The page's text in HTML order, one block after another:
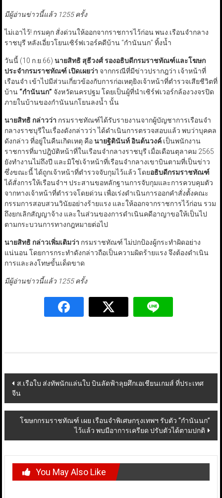
มีผู้อ่านข่าวนี้แล้ว 1255 ครั้ง
ไม่เอาไว้! กรมคุก สั่งด่วนให้ออกจากราชการไว้ก่อน พนง.เรือนจำกลาง
ราชบุรี หลังเอี่ยวโยนเซิร์ฟเวอร์คดีบ้าน “กำนันนก” ทิ้งน้ำ
วันนี้ (10 ก.ย.66) นายสิทธิ สุธีวงศ์ รองอธิบดีกรมราชทัณฑ์และโฆษก
ประจำกรมราชทัณฑ์ เปิดเผยว่า จากกรณีที่มีข่าวปรากฎว่า เจ้าหน้าที่
เรือนจำ เข้าไปมีส่วนเกี่ยวข้องกับการก่อเหตุยิงเจ้าหน้าที่ตำรวจเสียชีวิตที่
บ้าน “กำนันนก” จังหวัดนครปฐม โดยเป็นผู้ที่นำเซิร์ฟเวอร์กล้องวงจรปิด
ภายในบ้านของกำนันนกโยนลงน้ำ นั้น
นายสิทธิ กล่าวว่า กรมราชทัณฑ์ได้รับรายงานจากผู้บัญชาการเรือนจำ
กลางราชบุรีในเรื่องดังกล่าวว่า ได้ดำเนินการตรวจสอบแล้ว พบว่าบุคคล
ดังกล่าว ที่อยู่ในคืนเกิดเหตุ คือนายฐิตินันท์ อินต้นวงค์เป็นพนักงาน
ราชการที่มาปฎิบัติหน้าที่ในเรือนจำกลางราชบุรี เมื่อเดือนตุลาคม 2565
ยังทำงานไม่ถึงปี และมิใช่เจ้าหน้าที่เรือนจำกลางเขาบินตามที่เป็นข่าว
ซึ่งขณะนี้ ได้ถูกเจ้าหน้าที่ตำรวจจับกุมไว้แล้ว โดยอธิบดีกรมราชทัณฑ์
ได้สั่งการให้เรือนจำฯ ประสานขอหลักฐานการจับกุมและการควบคุมตัว
จากทางเจ้าหน้าที่ตำรวจโดยด่วน เพื่อเร่งดำเนินการออกคำสั่งตั้งคณะ
กรรมการสอบสวนวินัยอย่างร้ายแรง และให้ออกจากราชการไว้ก่อน รวม
ถึงยกเลิกสัญญาจ้าง และในส่วนของการดำเนินคดีอาญาขอให้เป็นไป
ตามกระบวนการทางกฎหมายต่อไป
นายสิทธิ กล่าวเพิ่มเติมว่า กรมราชทัณฑ์ ไม่ปกป้องผู้กระทำผิดอย่าง
แน่นอน โดยการกระทำดังกล่าวถือเป็นความผิดร้ายแรง จึงต้องดำเนิน
การและลงโทษขั้นเด็ดขาด
มีผู้อ่านข่าวนี้แล้ว 1255 ครั้ง
Post
navigation
ส.เรือใบ ส่งทัพนักแล่นใบ บินลัดฟ้าลุยศึกเอเชียนเกมส์ ที่ประเทศ
จีน
โฆษกกรมราชทัณฑ์ เผย เรือนจำพิเศษกรุงเทพฯ รับตัว “กำนันนก”
ไว้แล้ว พบมีอาการเครียด ปรับตัวได้ตามปกติ
You May Also Like